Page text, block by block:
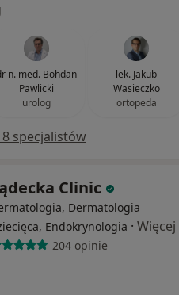
n. med. Bohdan
Pawlicki
urolog
lek. Jakub
Wasieczko
ortopeda
specjalistów
Clinic
Dermatologia
Endokrynologia · Więcej
204 opinie